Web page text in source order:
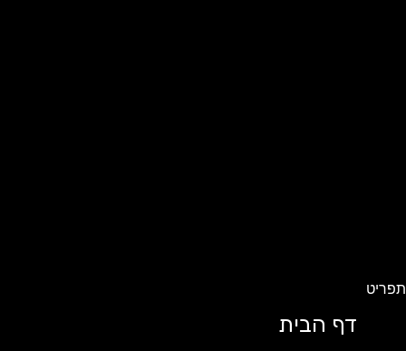
תפריט
דף הבית